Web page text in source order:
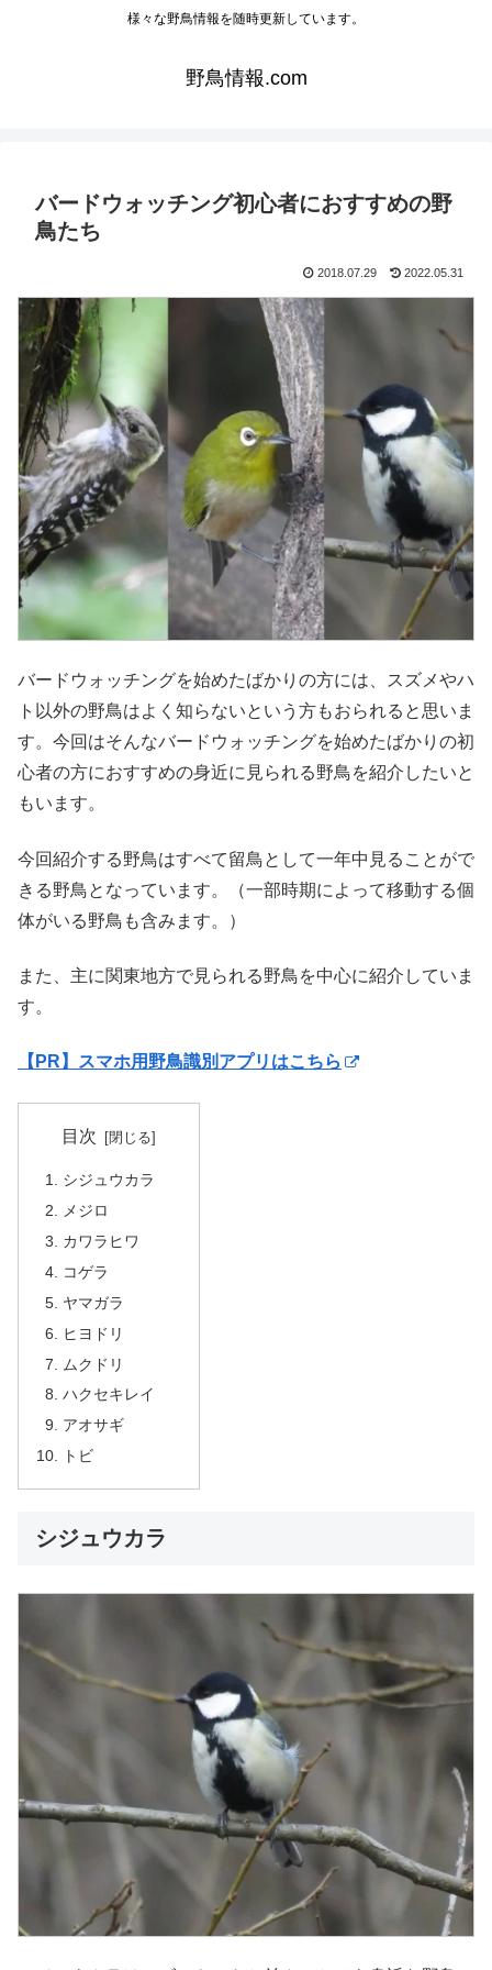
様々な野鳥情報を随時更新しています。
野鳥情報.com
バードウォッチング初心者におすすめの野
鳥たち
2018.07.29 2022.05.31
バードウォッチングを始めたばかりの方には、スズメやハ
ト以外の野鳥はよく知らないという方もおられると思いま
す。今回はそんなバードウォッチングを始めたばかりの初
心者の方におすすめの身近に見られる野鳥を紹介したいと
もいます。
今回紹介する野鳥はすべて留鳥として一年中見ることがで
きる野鳥となっています。（一部時期によって移動する個
体がいる野鳥も含みます。）
また、主に関東地方で見られる野鳥を中心に紹介していま
す。
【PR】スマホ用野鳥識別アプリはこちら
目次
シジュウカラ
メジロ
カワラヒワ
コゲラ
ヤマガラ
ヒヨドリ
ムクドリ
ハクセキレイ
アオサギ
トビ
シジュウカラ